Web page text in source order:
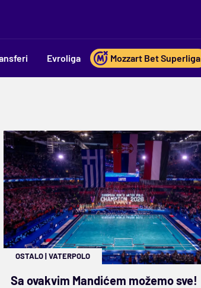
Evroliga Mozzart Bet Superliga
OSTALO|VATERPOLO
Sa ovakvim Mandićem možemo sve!